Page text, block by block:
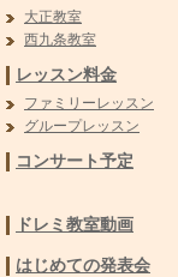
大正教室
西九条教室
レッスン料金
ファミリーレッスン
グループレッスン
コンサート予定
ドレミ教室動画
はじめての発表会